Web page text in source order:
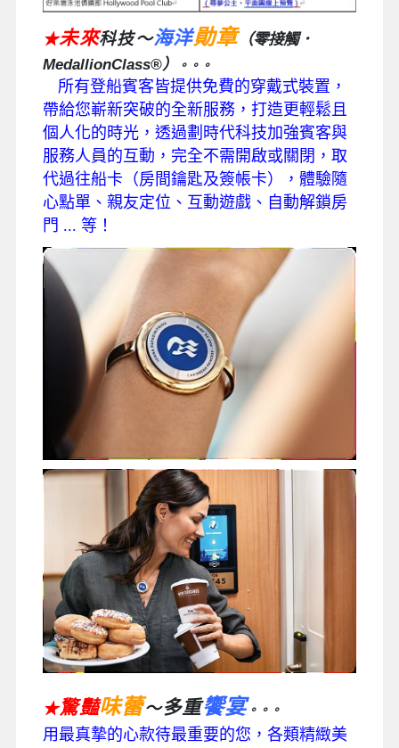
★未來科技～海洋勛章（零接觸．
MedallionClass®） 。。。
所有登船賓客皆提供免費的穿戴式裝置，
帶給您嶄新突破的全新服務，打造更輕鬆且
個人化的時光，透過劃時代科技加強賓客與
服務人員的互動，完全不需開啟或關閉，取
代過往船卡 （房間鑰匙及簽帳卡），體驗隨
心點單、親友定位、互動遊戲、自動解鎖房
門 ... 等！
★驚豔味蕾～多重饗宴 。。。
用最真摯的心款待最重要的您，各類精緻美